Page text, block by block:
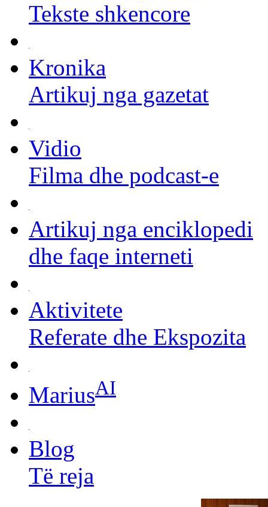
Tekste shkencore
Kronika
Artikuj nga gazetat
Vidio
Filma dhe podcast-e
Artikuj nga enciklopedi
dhe faqe interneti
Aktivitete
Referate dhe Ekspozita
MariusAI
Blog
Të reja